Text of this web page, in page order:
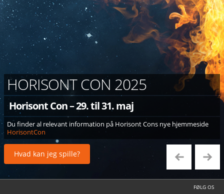
HORISONT CON 2025
Horisont Con – 29. til 31. maj
Hvad kan jeg spille?
Du finder al relevant information på Horisont Cons nye hjemmeside
HorisontCon
FØLG OS